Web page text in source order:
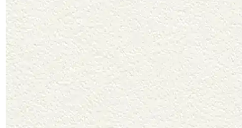
LINEでの
お問い合わせはこちら